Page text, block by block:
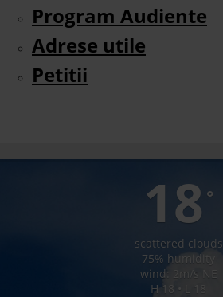
Program Audiente
Adrese utile
Petitii
18 °
scattered clouds
75% humidity
wind: 2m/s NE
H 18 • L 18